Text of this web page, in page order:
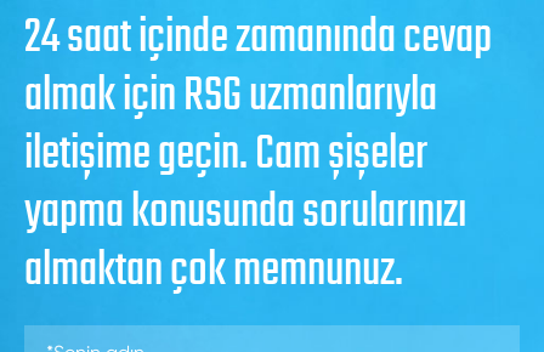
24 saat içinde zamanında cevap
almak için RSG uzmanlarıyla
iletişime geçin. Cam şişeler
yapma konusunda sorularınızı
almaktan çok memnunuz.